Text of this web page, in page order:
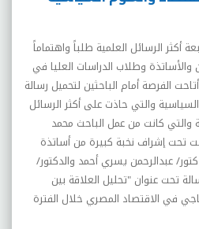
أكثر الرسائل العلمية طلباً واهتماماً
وطلاب الدراسات العليا في
الفرصة أمام الباحثين لتحميل رسالة
والتي حاذت على أكثر الرسائل
والتي كانت من عمل الباحث محمد
تحت إشراف نخبة كبيرة من أساتذة
عبدالرحمن يسري أحمد والدكتور/
تحت عنوان "تحليل العلاقة بين
في الاقتصاد المصري خلال الفترة